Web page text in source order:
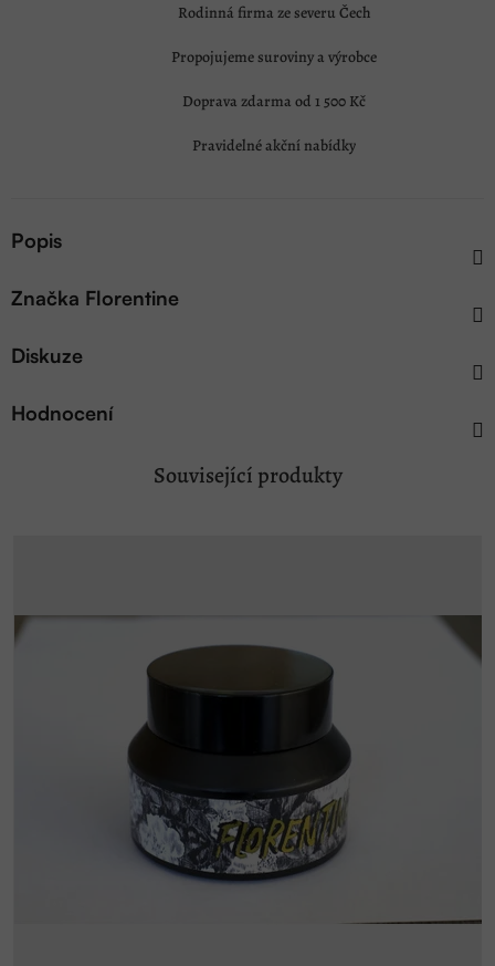
Rodinná firma ze severu Čech
Propojujeme suroviny a výrobce
Doprava zdarma od 1 500 Kč
Pravidelné akční nabídky
Popis
Značka Florentine
Diskuze
Hodnocení
Související produkty